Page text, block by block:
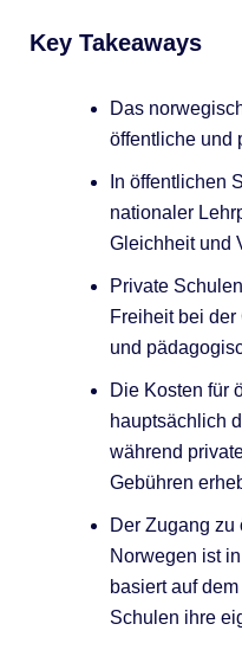
Key Takeaways
Das
öffentliche und
In öffentlichen
nationaler
Gleichheit und
Private
Freiheit bei
und
Die Kosten für
hauptsächlich
während
Gebühren
Der Zugang zu
Norwegen ist
basiert auf
Schulen ihre